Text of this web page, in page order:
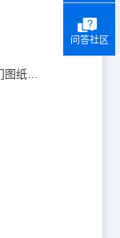
CAD机械入门图纸学习？CAD新手入门图纸练习
问答社区